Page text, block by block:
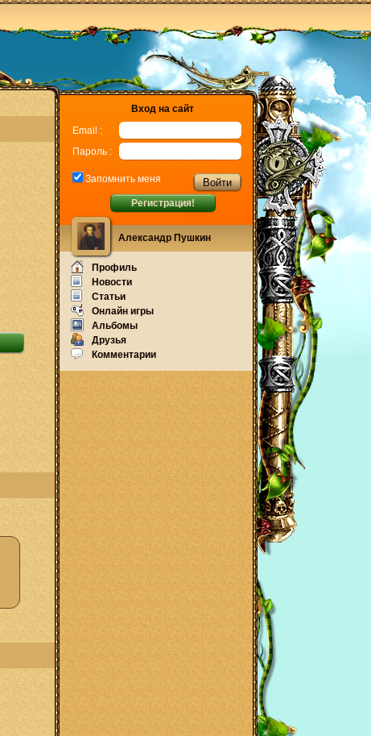
Вход на сайт
Email :
Пароль :
Запомнить меня
Регистрация!
Александр Пушкин
Профиль
Новости
Статьи
Онлайн игры
Альбомы
Друзья
Комментарии